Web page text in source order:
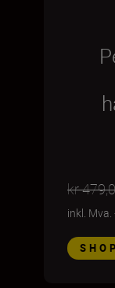
kr
inkl. Mva.
SHOP